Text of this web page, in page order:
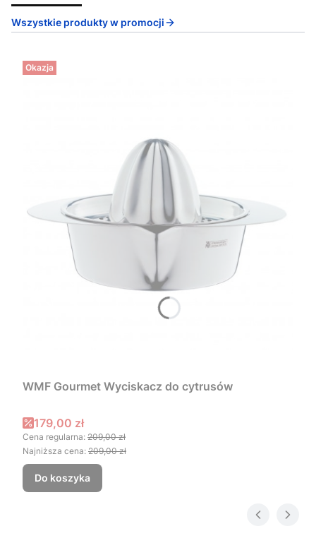
Wszystkie produkty w promocji
Okazja
WMF Gourmet Wyciskacz do cytrusów
Cena promocyjna
179,00 zł
Cena regularna: 209,00 zł
Najniższa cena: 209,00 zł
Do koszyka